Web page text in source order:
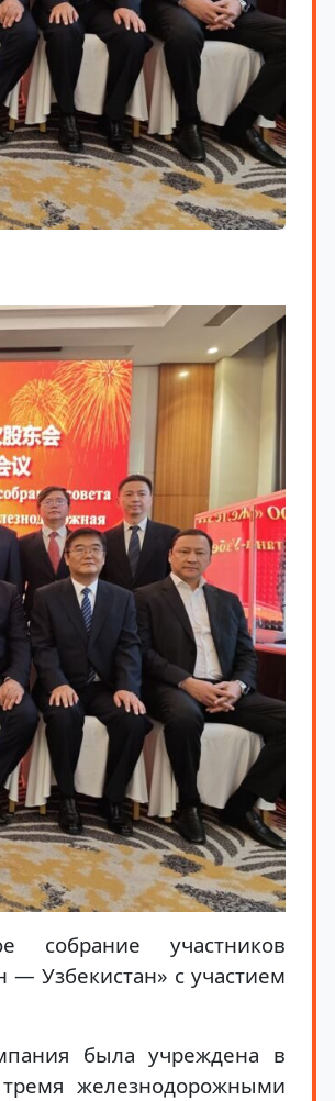
собрание участников
Узбекистан» с участием
была учреждена в
тремя железнодорожными